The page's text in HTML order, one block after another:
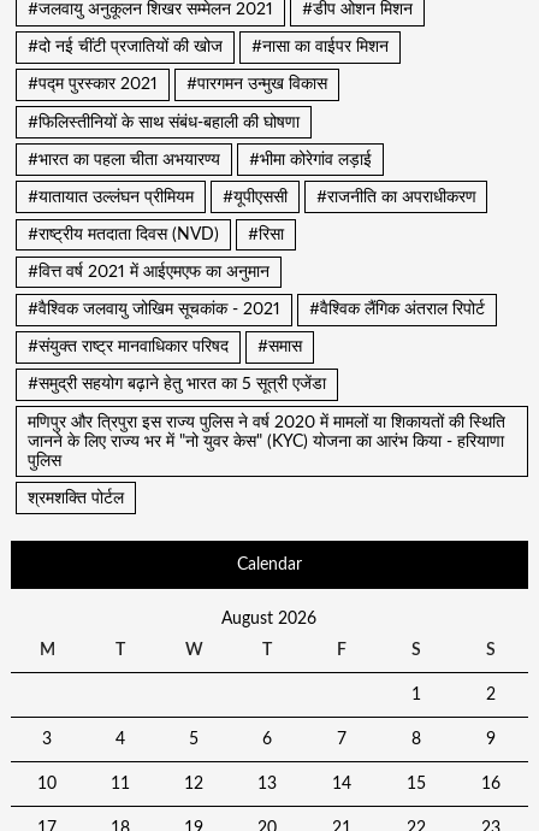
#जलवायु अनुकूलन शिखर सम्मेलन 2021 #डीप ओशन मिशन
#दो नई चींटी प्रजातियों की खोज #नासा का वाईपर मिशन
#पद्म पुरस्कार 2021 #पारगमन उन्मुख विकास
#फिलिस्तीनियों के साथ संबंध-बहाली की घोषणा
#भारत का पहला चीता अभयारण्य #भीमा कोरेगांव लड़ाई
#यातायात उल्लंघन प्रीमियम #यूपीएससी #राजनीति का अपराधीकरण
#राष्ट्रीय मतदाता दिवस (NVD) #रिसा
#वित्त वर्ष 2021 में आईएमएफ का अनुमान
#वैश्विक जलवायु जोखिम सूचकांक - 2021 #वैश्विक लैंगिक अंतराल रिपोर्ट
#संयुक्त राष्ट्र मानवाधिकार परिषद #समास
#समुद्री सहयोग बढ़ाने हेतु भारत का 5 सूत्री एजेंडा
मणिपुर और त्रिपुरा इस राज्य पुलिस ने वर्ष 2020 में मामलों या शिकायतों की स्थिति
जानने के लिए राज्य भर में "नो युवर केस" (KYC) योजना का आरंभ किया - हरियाणा
पुलिस
श्रमशक्ति पोर्टल
Calendar
August 2026
M
W F S S
1 2
3 4 5 6 7 8 9
10 11 12 13 14 15 16